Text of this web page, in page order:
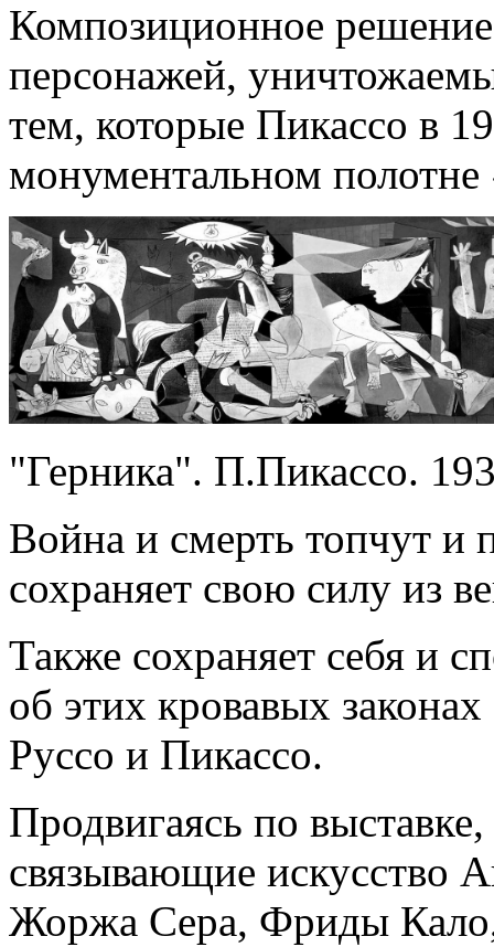
Композиционное
персонажей,
тем, которые Пикассо в
монументальном полотне
"Герника". П.Пикассо.
Война и смерть топчут и
сохраняет свою силу из
Также сохраняет себя и
об этих кровавых
Руссо и Пикассо.
Продвигаясь по
связывающие искусство
Жоржа Сера, Фриды